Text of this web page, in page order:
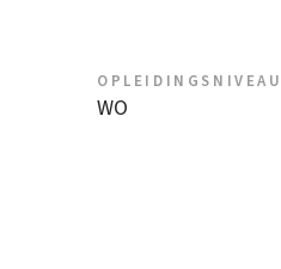
OPLEIDINGSNIVEAU
WO